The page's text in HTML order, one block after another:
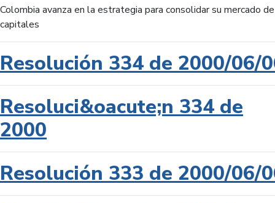
Colombia avanza en la estrategia para consolidar su mercado de
capitales
Resolución 334 de 2000/06/
Resoluci&oacute;n 334 de
2000
Resolución 333 de 2000/06/